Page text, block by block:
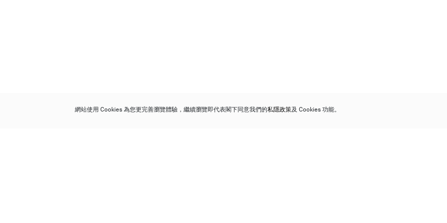
網站使用 Cookies 為您更完善瀏覽體驗，繼續瀏覽即代表閣下同意我們的私隱政策及 Cookies 功能。